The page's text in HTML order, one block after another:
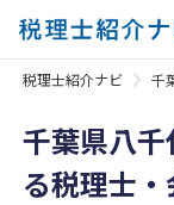
税理士紹介ナビ 千
千葉県八
る税理士